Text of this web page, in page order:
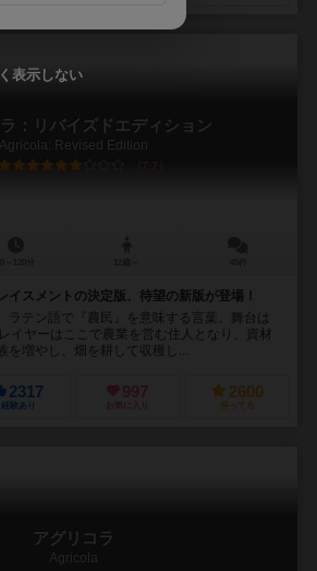
：リバイズドエディション
Agricola: Revised Edition
7.7
イスメントの決定版、待望の新版が登場！
テン語で『農民』を意味する言葉。舞台は
イヤーはここで農業を営む住人となり、資材
を増やし、畑を耕して収穫し...
2317
経験あり
997
お気に入り
2600
持ってる
アグリコラ
Agricola
表示しない